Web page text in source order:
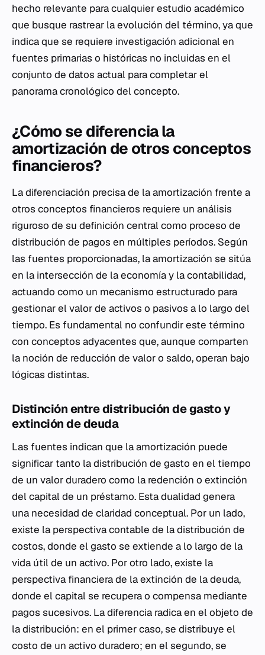
hecho relevante para cualquier estudio académico
que busque rastrear la evolución del término, ya que
indica que se requiere investigación adicional en
fuentes primarias o históricas no incluidas en el
conjunto de datos actual para completar el
panorama cronológico del concepto.
¿Cómo se diferencia la
amortización de otros conceptos
financieros?
La diferenciación precisa de la amortización frente a
otros conceptos financieros requiere un análisis
riguroso de su definición central como proceso de
distribución de pagos en múltiples períodos. Según
las fuentes proporcionadas, la amortización se sitúa
en la intersección de la economía y la contabilidad,
actuando como un mecanismo estructurado para
gestionar el valor de activos o pasivos a lo largo del
tiempo. Es fundamental no confundir este término
con conceptos adyacentes que, aunque comparten
la noción de reducción de valor o saldo, operan bajo
lógicas distintas.
Distinción entre distribución de gasto y
extinción de deuda
Las fuentes indican que la amortización puede
significar tanto la distribución de gasto en el tiempo
de un valor duradero como la redención o extinción
del capital de un préstamo. Esta dualidad genera
una necesidad de claridad conceptual. Por un lado,
existe la perspectiva contable de la distribución de
costos, donde el gasto se extiende a lo largo de la
vida útil de un activo. Por otro lado, existe la
perspectiva financiera de la extinción de la deuda,
donde el capital se recupera o compensa mediante
pagos sucesivos. La diferencia radica en el objeto de
la distribución: en el primer caso, se distribuye el
costo de un activo duradero; en el segundo, se